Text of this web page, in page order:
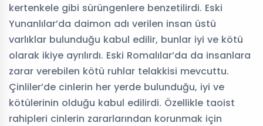
kertenkele gibi sürüngenlere benzetilirdi. Eski
Yunanlılar’da daimon adı verilen insan üstü
varlıklar bulunduğu kabul edilir, bunlar iyi ve kötü
olarak ikiye ayrılırdı. Eski Romalılar’da da insanlara
zarar verebilen kötü ruhlar telakkisi mevcuttu.
Çinliler’de cinlerin her yerde bulunduğu, iyi ve
kötülerinin olduğu kabul edilirdi. Özellikle taoist
rahipleri cinlerin zararlarından korunmak için